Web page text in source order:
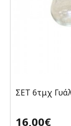
ΣΕΤ 6τμχ
16,00€